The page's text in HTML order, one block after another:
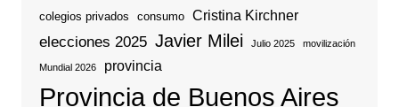
colegios privados consumo Cristina Kirchner
elecciones 2025 Javier Milei Julio 2025 movilización
Mundial 2026 provincia
Provincia de Buenos Aires